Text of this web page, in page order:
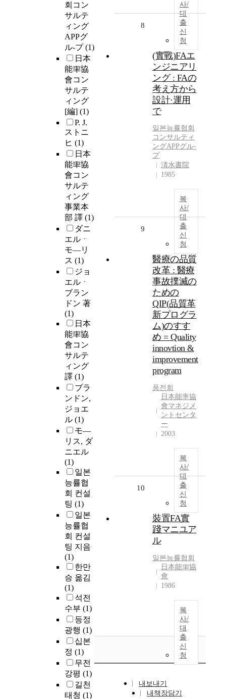
회コン
サルテ
ィング
APPグ
ル-プ (1)
日本
能率協
會コン
サルテ
ィング
[編] (1)
P. J.
ストニ
ヒ (1)
日本
能率協
會コン
サルテ
ィング
事業本
部 譯 (1)
ダニ
エルㆍ
モ―リ
ス (1)
ジョ
エルㆍ
ブラン
ドン 著
(1)
日本
能率協
會コン
サルテ
ィング
譯 (1)
ブラ
ンドン,
ジョエ
ル (1)
モ―
リス, ダ
ニエル
(1)
일본
능률협
회 컨설
팅 (1)
일본
능률협
회 컨설
팅 지음
(1)
한만
승 옮김
(1)
석전
수부 (1)
등정
광행 (1)
십본
정 (1)
무전
강평 (1)
길천
태청 (1)
사/
대
출
신
청
8
(實戰)FAエ
ンジニアリ
ング : FAの
考え方から
設計·運用
で
일본능률협회
コンサルティ
ングAPPグル-
プ
淸水書院
1985
복
사/
대
출
신
청
9
醫療の品質
改革 : 醫療
事故撲滅の
ための
QIP(品質革
新プログラ
ム)のすす
め = Quality
innovtion &
improvement
program
풍전회
日本能率協
會マネジメ
ントセンタ
ー
2003
복
사/
대
출
신
청
10
裝置FA實
踐マニユア
ル
일본능률협회
日本能率協
會
1986
복
사/
대
출
신
청
내보내기
내책장담기